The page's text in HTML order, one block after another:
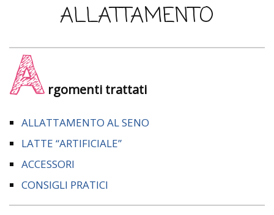
ALLATTAMENTO
A rgomenti trattati
ALLATTAMENTO AL SENO
LATTE “ARTIFICIALE”
ACCESSORI
CONSIGLI PRATICI